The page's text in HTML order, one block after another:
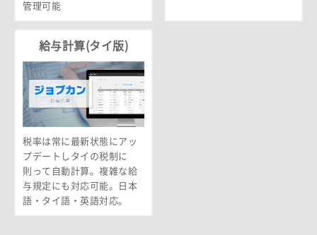
管理可能
給与計算(タイ版)
税率は常に最新状態にアッ
プデートしタイの税制に
則って自動計算。複雑な給
与規定にも対応可能。日本
語・タイ語・英語対応。